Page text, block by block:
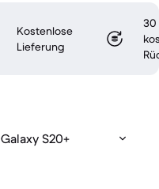
Kostenlose
Lieferung
30
Galaxy S20+